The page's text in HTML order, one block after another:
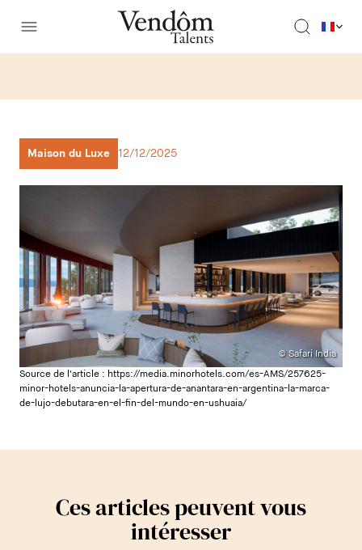
Maison du Luxe 12/12/2025
© Safari India
Source de l'article : https://media.minorhotels.com/es-AMS/257625-
minor-hotels-anuncia-la-apertura-de-anantara-en-argentina-la-marca-
de-lujo-debutara-en-el-fin-del-mundo-en-ushuaia/
Ces articles peuvent vous
intéresser